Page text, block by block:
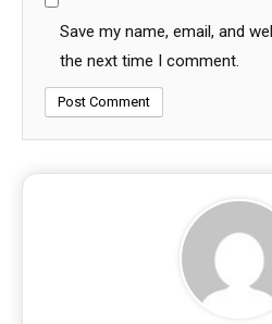
Save my name, email, and
the next time I comment.